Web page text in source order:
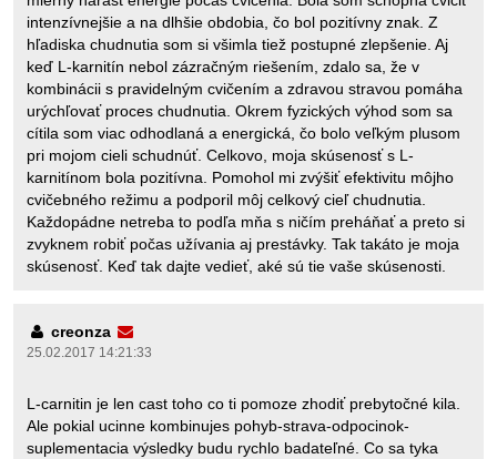
intenzívnejšie a na dlhšie obdobia, čo bol pozitívny znak. Z
hľadiska chudnutia som si všimla tiež postupné zlepšenie. Aj
keď L-karnitín nebol zázračným riešením, zdalo sa, že v
kombinácii s pravidelným cvičením a zdravou stravou pomáha
urýchľovať proces chudnutia. Okrem fyzických výhod som sa
cítila som viac odhodlaná a energická, čo bolo veľkým plusom
pri mojom cieli schudnúť. Celkovo, moja skúsenosť s L-
karnitínom bola pozitívna. Pomohol mi zvýšiť efektivitu môjho
cvičebného režimu a podporil môj celkový cieľ chudnutia.
Každopádne netreba to podľa mňa s ničím preháňať a preto si
zvyknem robiť počas užívania aj prestávky. Tak takáto je moja
skúsenosť. Keď tak dajte vedieť, aké sú tie vaše skúsenosti.
creonza
25.02.2017 14:21:33
L-carnitin je len cast toho co ti pomoze zhodiť prebytočné kila.
Ale pokial ucinne kombinujes pohyb-strava-odpocinok-
suplementacia výsledky budu rychlo badateľné. Co sa tyka